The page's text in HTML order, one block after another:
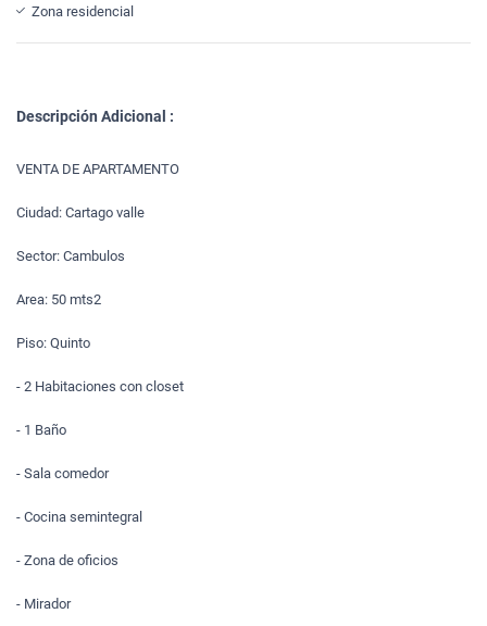
Zona residencial
Descripción Adicional :
VENTA DE APARTAMENTO
Ciudad: Cartago valle
Sector: Cambulos
Area: 50 mts2
Piso: Quinto
- 2 Habitaciones con closet
- 1 Baño
- Sala comedor
- Cocina semintegral
- Zona de oficios
- Mirador